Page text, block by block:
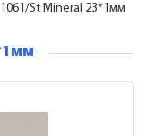
St Mineral 23*1мм